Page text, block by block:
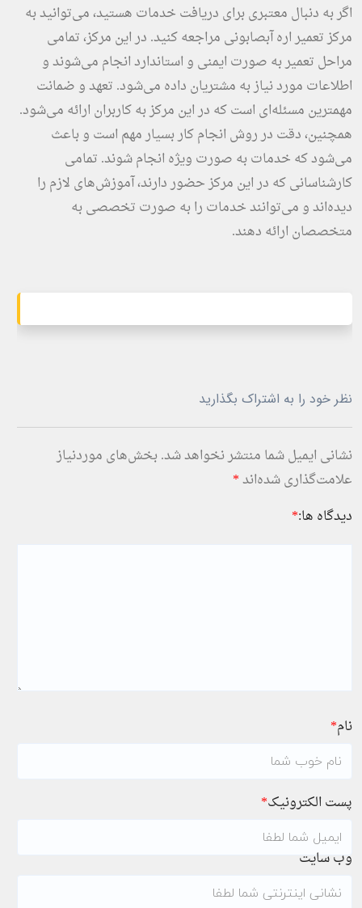
اگر به دنبال معتبری برای دریافت خدمات هستید، می‌توانید به
مرکز تعمیر اره آبصابونی مراجعه کنید. در این مرکز، تمامی
مراحل تعمیر به صورت ایمنی و استاندارد انجام می‌شوند و
اطلاعات مورد نیاز به مشتریان داده می‌شود. تعهد و ضمانت
مهمترین مسئله‌ای است که در این مرکز به کاربران ارائه می‌شود.
همچنین، دقت در روش انجام کار بسیار مهم است و باعث
می‌شود که خدمات به صورت ویژه انجام شوند. تمامی
کارشناسانی که در این مرکز حضور دارند، آموزش‌های لازم را
دیده‌اند و می‌توانند خدمات را به صورت تخصصی به
متخصصان ارائه دهند.
نظر خود را به اشتراک بگذارید
نشانی ایمیل شما منتشر نخواهد شد. بخش‌های موردنیاز
علامت‌گذاری شده‌اند*
دیدگاه ها:*
نام*
پست الکترونیک*
وب سایت